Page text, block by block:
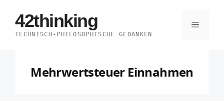
Inhalt
springen
42thinking
TECHNISCH-PHILOSOPHISCHE GEDANKEN
Menü
Mehrwertsteuer Einnahmen